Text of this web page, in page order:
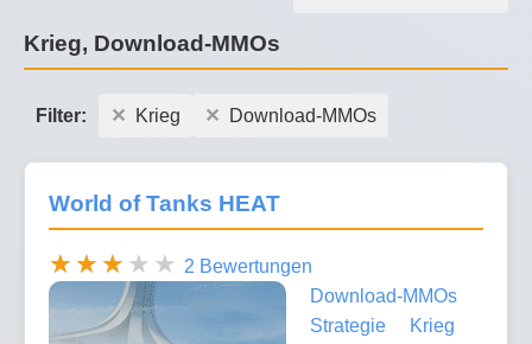
Krieg, Download-MMOs
Filter: Krieg Download-MMOs
World of Tanks HEAT
2 Bewertungen
Download-MMOs
Strategie
Krieg